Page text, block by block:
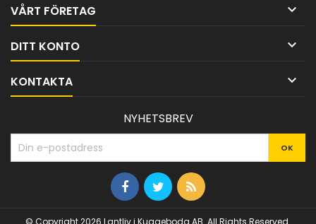
VÅRT FÖRETAG 
DITT KONTO 
KONTAKTA 
NYHETSBREV